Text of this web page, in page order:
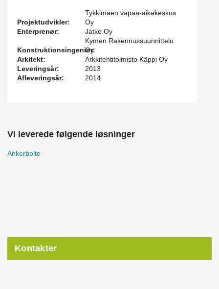
Projektudvikler:
Tykkimäen vapaa-aikakeskus
Oy
Enterprenør:
Jatke Oy
Konstruktionsingeniør:
Kymen Rakennussuunnittelu
Oy
Arkitekt:
Arkkitehtitoimisto Käppi Oy
Leveringsår:
2013
Afleveringsår:
2014
Vi leverede følgende løsninger
Ankerbolte
Kontakter